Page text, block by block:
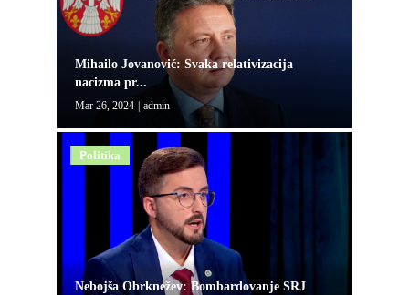
Mihailo Jovanović: Svaka relativizacija
nacizma pr...
Mar 26, 2024 | admin
Politika
Nebojša Obrknežev: Bombardovanje SRJ